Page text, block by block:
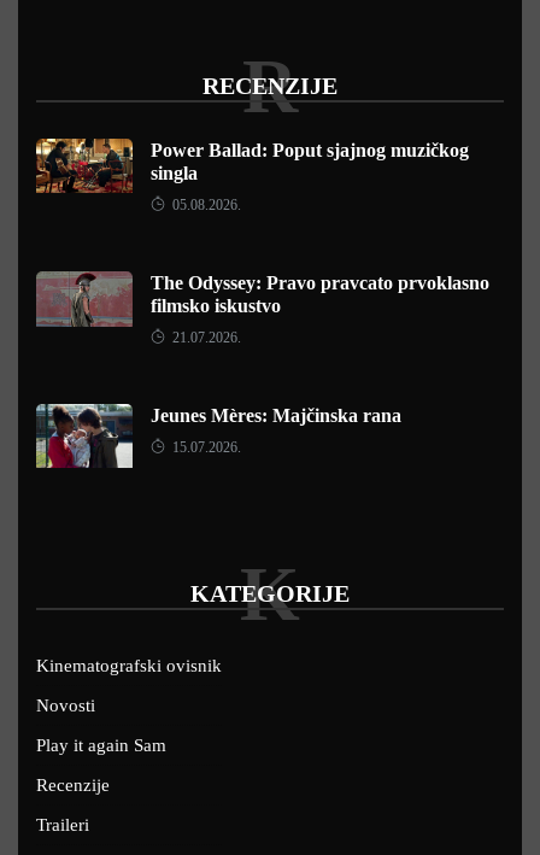
RECENZIJE
R
Power Ballad: Poput sjajnog muzičkog
singla
05.08.2026.
The Odyssey: Pravo pravcato prvoklasno
filmsko iskustvo
21.07.2026.
Jeunes Mères: Majčinska rana
15.07.2026.
KATEGORIJE
K
Kinematografski ovisnik
Novosti
Play it again Sam
Recenzije
Traileri